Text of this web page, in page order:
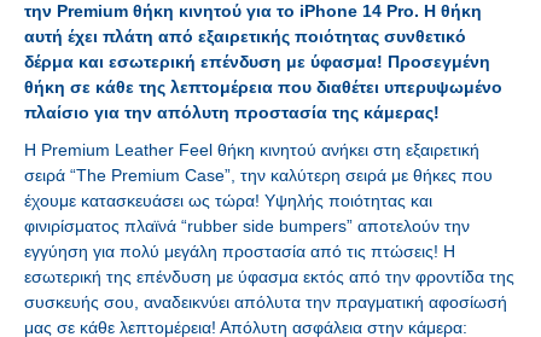
την Premium θήκη κινητού για το iPhone 14 Pro. Η θήκη
αυτή έχει πλάτη από εξαιρετικής ποιότητας συνθετικό
δέρμα και εσωτερική επένδυση με ύφασμα! Προσεγμένη
θήκη σε κάθε της λεπτομέρεια που διαθέτει υπερυψωμένο
πλαίσιο για την απόλυτη προστασία της κάμερας!
H Premium Leather Feel θήκη κινητού ανήκει στη εξαιρετική
σειρά “The Premium Case”, την καλύτερη σειρά με θήκες που
έχουμε κατασκευάσει ως τώρα! Υψηλής ποιότητας και
φινιρίσματος πλαϊνά “rubber side bumpers” αποτελούν την
εγγύηση για πολύ μεγάλη προστασία από τις πτώσεις! Η
εσωτερική της επένδυση με ύφασμα εκτός από την φροντίδα της
συσκευής σου, αναδεικνύει απόλυτα την πραγματική αφοσίωσή
μας σε κάθε λεπτομέρεια! Απόλυτη ασφάλεια στην κάμερα: